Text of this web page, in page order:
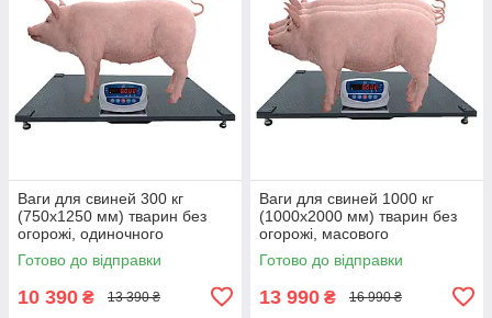
Ваги для свиней 300 кг
(750х1250 мм) тварин без
огорожі, одиночного
зважування
Готово до відправки
10 390 ₴ 13 390 ₴
Ваги для свиней 1000 кг
(1000х2000 мм) тварин без
огорожі, масового
зважування
Готово до відправки
13 990 ₴ 16 990 ₴